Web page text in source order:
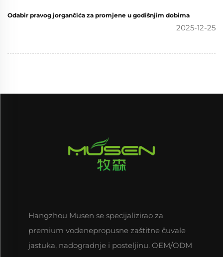
Odabir pravog jorgančića za promjene u godišnjim dobima
2025-12-25
Hangzhou Musen se specijalizirao za
premium vodenepropusne zaštitne čuvale
jastuka, nadogradnje i posteljinu. OEM/ODM